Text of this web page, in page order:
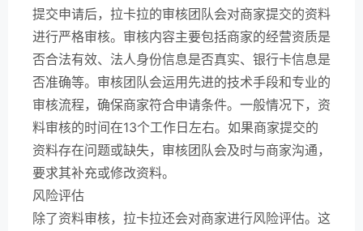
提交申请后，拉卡拉的审核团队会对商家提交的资料
进行严格审核。审核内容主要包括商家的经营资质是
否合法有效、法人身份信息是否真实、银行卡信息是
否准确等。审核团队会运用先进的技术手段和专业的
审核流程，确保商家符合申请条件。一般情况下，资
料审核的时间在13个工作日左右。如果商家提交的
资料存在问题或缺失，审核团队会及时与商家沟通，
要求其补充或修改资料。
风险评估
除了资料审核，拉卡拉还会对商家进行风险评估。这